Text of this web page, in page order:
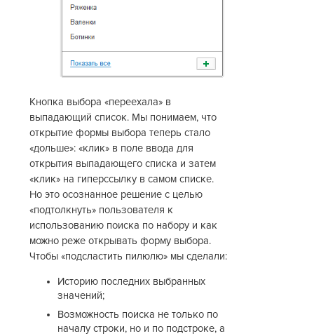
Кнопка выбора «переехала» в
выпадающий список. Мы понимаем, что
открытие формы выбора теперь стало
«дольше»: «клик» в поле ввода для
открытия выпадающего списка и затем
«клик» на гиперссылку в самом списке.
Но это осознанное решение с целью
«подтолкнуть» пользователя к
использованию поиска по набору и как
можно реже открывать форму выбора.
Чтобы «подсластить пилюлю» мы сделали:
Историю последних выбранных
значений;
Возможность поиска не только по
началу строки, но и по подстроке, а